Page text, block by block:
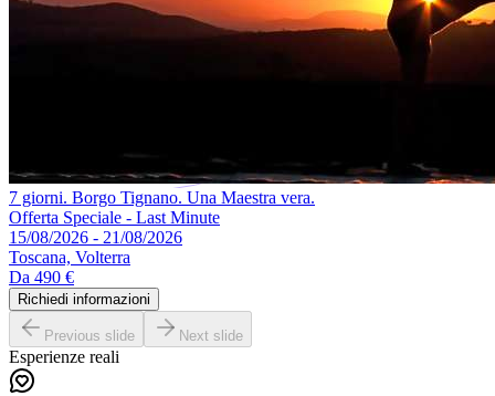
7 giorni. Borgo Tignano. Una Maestra vera.
Offerta Speciale - Last Minute
15/08/2026 - 21/08/2026
Toscana, Volterra
Da 490 €
Richiedi informazioni
Previous slide Next slide
Esperienze reali